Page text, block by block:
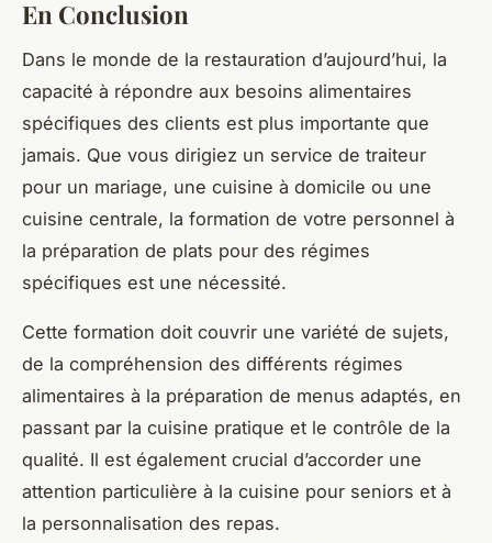
En Conclusion
Dans le monde de la restauration d’aujourd’hui, la
capacité à répondre aux besoins alimentaires
spécifiques des clients est plus importante que
jamais. Que vous dirigiez un service de traiteur
pour un mariage, une cuisine à domicile ou une
cuisine centrale, la formation de votre personnel à
la préparation de plats pour des régimes
spécifiques est une nécessité.
Cette formation doit couvrir une variété de sujets,
de la compréhension des différents régimes
alimentaires à la préparation de menus adaptés, en
passant par la cuisine pratique et le contrôle de la
qualité. Il est également crucial d’accorder une
attention particulière à la cuisine pour seniors et à
la personnalisation des repas.